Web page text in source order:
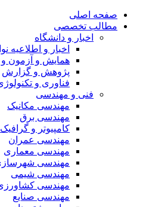
صفحه اصلی
مطالب تخصصی
اخبار و دانشگاه
اخبار و اطلاعیه
همایش و آزمون و
پژوهش و گزارش
فناوری و تکنولوژی روز
فنی و مهندسی
مهندسی مکانیک
مهندسی برق
کامپیوتر و گرافیک
مهندسی عمران
مهندسی معماری
مهندسی شهرسازی
مهندسی شیمی
مهندسی کشاورزی و
مهندسی صنایع